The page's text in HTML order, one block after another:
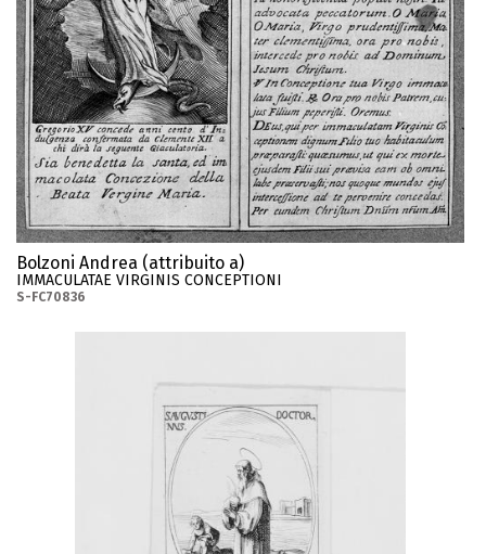
Bolzoni Andrea (attribuito a)
IMMACULATAE VIRGINIS CONCEPTIONI
S-FC70836